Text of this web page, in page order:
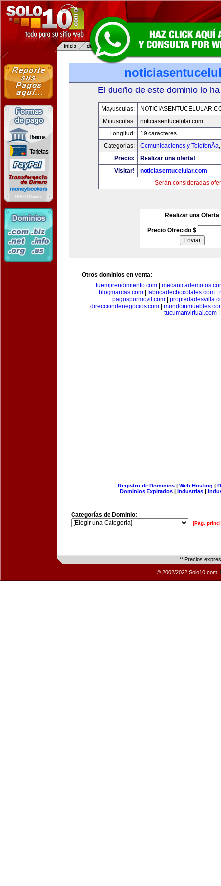
El dueño de este dominio lo
Mayusculas:
Minusculas:
noticiasentucelular.com
Longitud:
19 caracteres
Categorias:
Comunicaciones y TelefonÃ­a,
Precio:
Realizar una oferta!
Visitar!
noticiasentucelular.com
Serán consideradas
Realizar una Oferta
Precio Ofrecido $
Otros dominios en venta:
tuemprendimiento.com
blogmarcas.com
fabricadechocolates.com
pagospormovil.com
direcciondenegocios.com
tucumanvirtual.com
Registro de Dominios| Web Hosting |
Dominios Expirados | Industrias |
Categorías de Dominio:
[Pág.
** Precios
© 2002/2022 Solo10.com